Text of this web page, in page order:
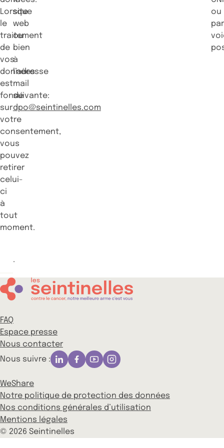
Lorsque
le
traitement
de
vos
données
est
fondé
sur
votre
consentement,
vous
pouvez
retirer
celui-
ci
à
tout
moment.
site
web
ou
bien
à
l’adresse
mail
suivante:
dpo@seintinelles.com
ou
par
.
FAQ
Espace presse
Nous contacter
Nous suivre :
WeShare
Notre politique de protection des données
Nos conditions générales d’utilisation
Mentions légales
© 2026 Seintinelles